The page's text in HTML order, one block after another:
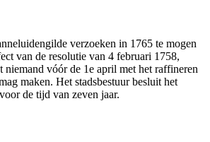
verzoeken in 1765 te mogen
van de resolutie van 4 februari 1758,
niemand vóór de 1e april met het raffineren
maken. Het stadsbestuur besluit het
de tijd van zeven jaar.